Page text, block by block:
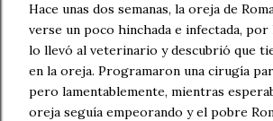
Hace unas dos semanas, la oreja de
verse un poco hinchada e infectada, por
lo llevó al veterinario y descubrió que
en la oreja. Programaron una cirugía
pero lamentablemente, mientras
oreja seguía empeorando y el pobre